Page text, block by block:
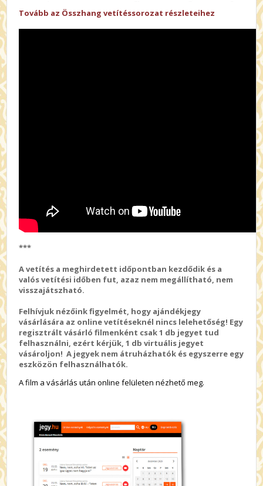
Tovább az Összhang vetítéssorozat részleteihez
***
A vetítés a meghirdetett időpontban kezdődik és a
valós vetítési időben fut, azaz nem megállítható, nem
visszajátszható.
Felhívjuk nézőink figyelmét, hogy ajándékjegy
vásárlására az online vetítéseknél nincs lelehetőség! Egy
regisztrált vásárló filmenként csak 1 db jegyet tud
felhasználni, ezért kérjük, 1 db virtuális jegyet
vásároljon! A jegyek nem átruházhatók és egyszerre egy
eszközön felhasználhatók.
A film a vásárlás után online felületen nézhető meg.